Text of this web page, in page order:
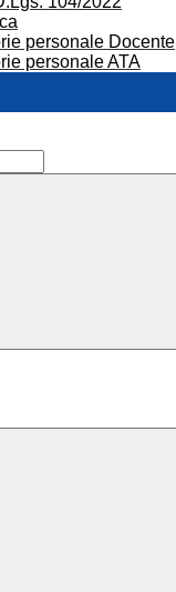
personale Docente
personale ATA